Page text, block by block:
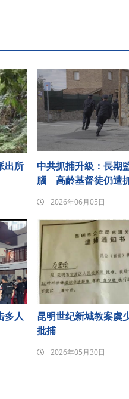
出所
中共抓捕升級：長期
腦 高齡基督徒仍遭
2026年06月05日
多人
昆明世纪新城教案虞
批捕
2026年05月30日